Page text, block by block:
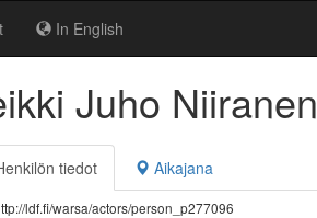
In English
Juho Niiranen
tiedot Aikajana
ldf.fi/warsa/actors/person_p277096